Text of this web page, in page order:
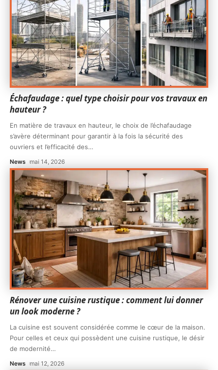
Échafaudage : quel type choisir pour vos travaux en
hauteur ?
En matière de travaux en hauteur, le choix de l’échafaudage
s’avère déterminant pour garantir à la fois la sécurité des
ouvriers et l’efficacité des…
News mai 14, 2026
Rénover une cuisine rustique : comment lui donner
un look moderne ?
La cuisine est souvent considérée comme le cœur de la maison.
Pour celles et ceux qui possèdent une cuisine rustique, le désir
de modernité…
News mai 12, 2026